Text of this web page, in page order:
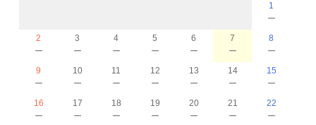
1
－
2
－
3
－
4
－
5
－
6
－
7
－
8
－
9
－
10
－
11
－
12
－
13
－
14
－
15
－
16
－
17
－
18
－
19
－
20
－
21
－
22
－